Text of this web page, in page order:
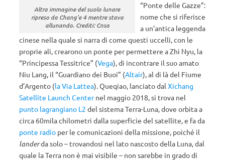
Altra immagine del suolo lunare
ripreso da Chang’e 4 mentre stava
allunando. Crediti: Cnsa
“Ponte delle Gazze”:
nome che si riferisce
a un’antica leggenda
cinese nella quale si narra di come questi uccelli, con le
proprie ali, crearono un ponte per permettere a Zhi Nyu, la
“Principessa Tessitrice” (Vega), di incontrare il suo amato
Niu Lang, il “Guardiano dei Buoi” (Altair), al di là del Fiume
d’Argento (la Via Lattea). Queqiao, lanciato dal Xichang
Satellite Launch Centernel maggio 2018, si trova nel
punto lagrangiano L2 del sistema Terra-Luna, dove orbita a
circa 60mila chilometri dalla superficie del satellite, e fa da
ponte radio per le comunicazioni della missione, poiché il
landerda solo – trovandosi nel lato nascosto della Luna, dal
quale la Terra non è mai visibile – non sarebbe in grado di